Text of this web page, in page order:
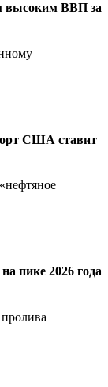
высоким ВВП за
США ставит
пике 2026 года